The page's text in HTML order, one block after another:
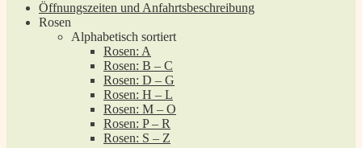
Öffnungszeiten und Anfahrtsbeschreibung
Rosen
Alphabetisch sortiert
Rosen: A
Rosen: B – C
Rosen: D – G
Rosen: H – L
Rosen: M – O
Rosen: P – R
Rosen: S – Z